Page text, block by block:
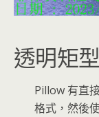
透明矩
Pillow 有直
格式，然後